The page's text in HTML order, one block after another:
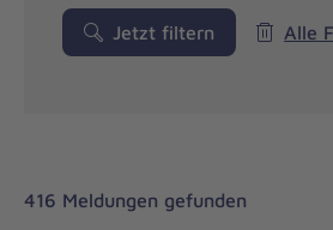
Jetzt filtern Alle
416 Meldungen gefunden